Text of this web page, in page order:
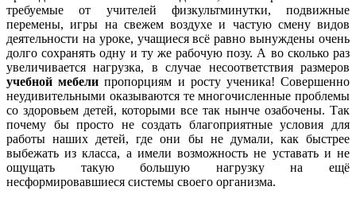
требуемые от учителей физкультминутки, подвижные
перемены, игры на свежем воздухе и частую смену видов
деятельности на уроке, учащиеся всё равно вынуждены очень
долго сохранять одну и ту же рабочую позу. А во сколько раз
увеличивается нагрузка, в случае несоответствия размеров
учебной мебели пропорциям и росту ученика! Совершенно
неудивительными оказываются те многочисленные проблемы
со здоровьем детей, которыми все так нынче озабочены. Так
почему бы просто не создать благоприятные условия для
работы наших детей, где они бы не думали, как быстрее
выбежать из класса, а имели возможность не уставать и не
ощущать такую большую нагрузку на ещё
несформировавшиеся системы своего организма.